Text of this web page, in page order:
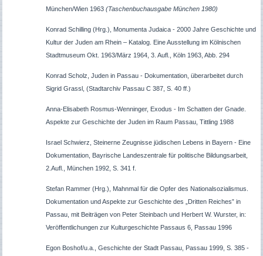
München/Wien 1963 (Taschenbuchausgabe München 1980)
Konrad Schilling (Hrg.), Monumenta Judaica - 2000 Jahre Geschichte und
Kultur der Juden am Rhein – Katalog. Eine Ausstellung im Kölnischen
Stadtmuseum Okt. 1963/März 1964, 3. Aufl., Köln 1963, Abb. 294
Konrad Scholz, Juden in Passau - Dokumentation, überarbeitet durch
Sigrid Grassl, (Stadtarchiv Passau C 387, S. 40 ff.)
Anna-Elisabeth Rosmus-Wenninger, Exodus - Im Schatten der Gnade.
Aspekte zur Geschichte der Juden im Raum Passau, Tittling 1988
Israel Schwierz, Steinerne Zeugnisse jüdischen Lebens in Bayern - Eine
Dokumentation, Bayrische Landeszentrale für politische Bildungsarbeit,
2.Aufl., München 1992, S. 341 f.
Stefan Rammer (Hrg.), Mahnmal für die Opfer des Nationalsozialismus.
Dokumentation und Aspekte zur Geschichte des „Dritten Reiches” in
Passau, mit Beiträgen von Peter Steinbach und Herbert W. Wurster, in:
Veröffentlichungen zur Kulturgeschichte Passaus 6, Passau 1996
Egon Boshof/u.a., Geschichte der Stadt Passau, Passau 1999, S. 385 -